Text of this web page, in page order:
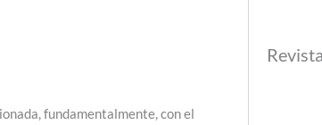
fundamentalmente, con el